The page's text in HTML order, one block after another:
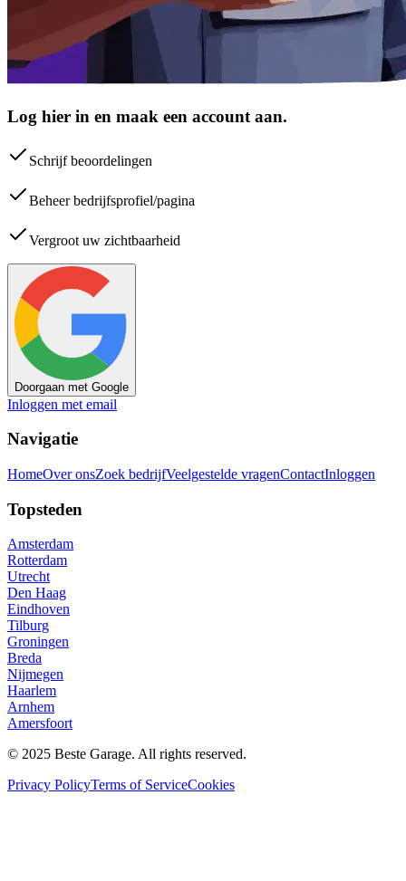
Log hier in en maak een account aan.
Schrijf beoordelingen
Beheer bedrijfsprofiel/pagina
Vergroot uw zichtbaarheid
Doorgaan met Google
Inloggen met email
Navigatie
HomeOver onsZoek bedrijfVeelgestelde vragenContactInloggen
Topsteden
Amsterdam
Rotterdam
Utrecht
Den Haag
Eindhoven
Tilburg
Groningen
Breda
Nijmegen
Haarlem
Arnhem
Amersfoort
© 2025 Beste Garage. All rights reserved.
Privacy PolicyTerms of ServiceCookies